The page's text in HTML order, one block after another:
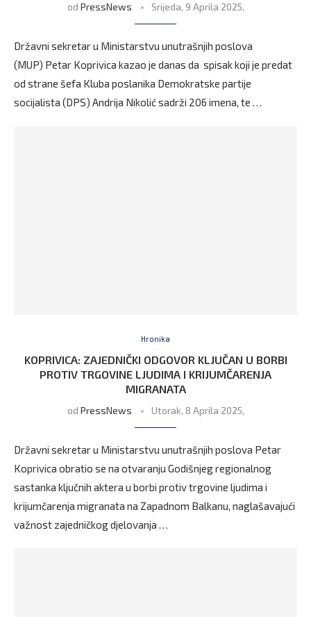
od PressNews Srijeda, 9 Aprila 2025,
Državni sekretar u Ministarstvu unutrašnjih poslova
(MUP) Petar Koprivica kazao je danas da spisak koji je predat
od strane šefa Kluba poslanika Demokratske partije
socijalista (DPS) Andrija Nikolić sadrži 206 imena, te …
Hronika
KOPRIVICA: ZAJEDNIČKI ODGOVOR KLJUČAN U BORBI
PROTIV TRGOVINE LJUDIMA I KRIJUMČARENJA
MIGRANATA
od PressNews Utorak, 8 Aprila 2025,
Državni sekretar u Ministarstvu unutrašnjih poslova Petar
Koprivica obratio se na otvaranju Godišnjeg regionalnog
sastanka ključnih aktera u borbi protiv trgovine ljudima i
krijumčarenja migranata na Zapadnom Balkanu, naglašavajući
važnost zajedničkog djelovanja …